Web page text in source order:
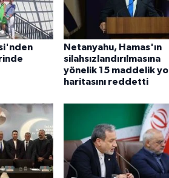
Netanyahu, Hamas'ın
silahsızlandırılmasına
yönelik 15 maddelik yol
haritasını reddetti